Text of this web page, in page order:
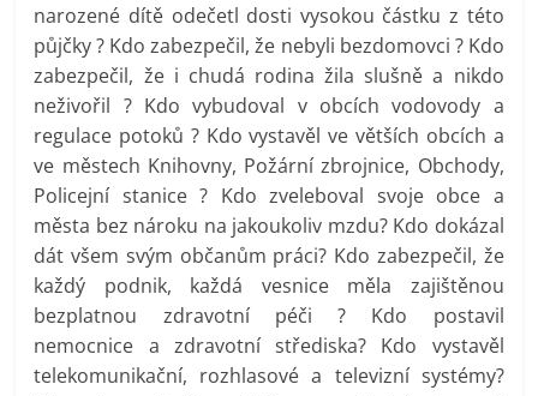
narozené dítě odečetl dosti vysokou částku z této
půjčky ? Kdo zabezpečil, že nebyli bezdomovci ? Kdo
zabezpečil, že i chudá rodina žila slušně a nikdo
neživořil ? Kdo vybudoval v obcích vodovody a
regulace potoků ? Kdo vystavěl ve větších obcích a
ve městech Knihovny, Požární zbrojnice, Obchody,
Policejní stanice ? Kdo zveleboval svoje obce a
města bez nároku na jakoukoliv mzdu? Kdo dokázal
dát všem svým občanům práci? Kdo zabezpečil, že
každý podnik, každá vesnice měla zajištěnou
bezplatnou zdravotní péči ? Kdo postavil
nemocnice a zdravotní střediska? Kdo vystavěl
telekomunikační, rozhlasové a televizní systémy?